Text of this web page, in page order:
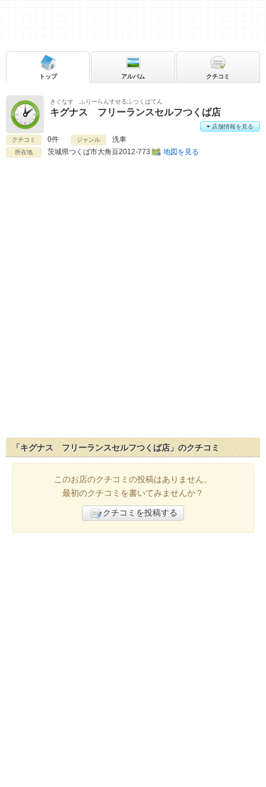
きぐなす ふりーらんすせるふつくばてん
キグナス フリーランスセルフつくば店
クチコミ 0件 ジャンル 洗車
所在地 茨城県つくば市大角豆2012-773 地図を見る
店舗情報を見る
トップ アルバム クチコミ
「キグナス フリーランスセルフつくば店」のクチコミ
このお店のクチコミの投稿はありません。
最初のクチコミを書いてみませんか？
クチコミを投稿する